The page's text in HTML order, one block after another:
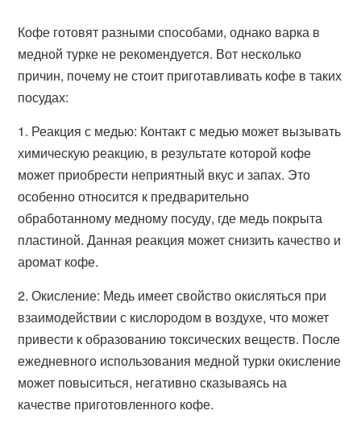
Кофе готовят разными способами, однако варка в
медной турке не рекомендуется. Вот несколько
причин, почему не стоит приготавливать кофе в таких
посудах:
1. Реакция с медью: Контакт с медью может вызывать
химическую реакцию, в результате которой кофе
может приобрести неприятный вкус и запах. Это
особенно относится к предварительно
обработанному медному посуду, где медь покрыта
пластиной. Данная реакция может снизить качество и
аромат кофе.
2. Окисление: Медь имеет свойство окисляться при
взаимодействии с кислородом в воздухе, что может
привести к образованию токсических веществ. После
ежедневного использования медной турки окисление
может повыситься, негативно сказываясь на
качестве приготовленного кофе.